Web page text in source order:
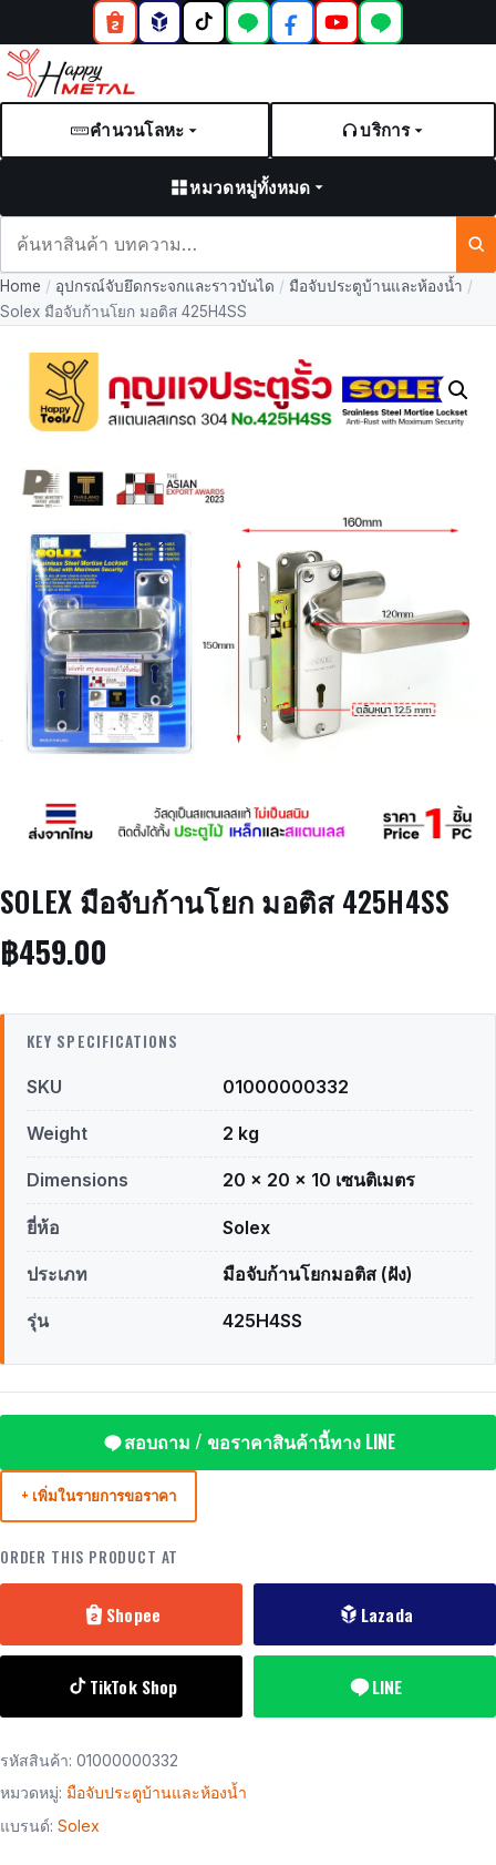
คำนวนโลหะ บริการ
หมวดหมู่ทั้งหมด
และ
บทความ
Home / อุปกรณ์จับยึดกระจกและราวบันได / มือจับประตูบ้านและห้องน้ำ /
Solex มือจับก้านโยก มอติส 425H4SS
SOLEX มือจับก้านโยก มอติส 425H4SS
฿459.00
KEY SPECIFICATIONS
SKU 01000000332
Weight 2 kg
Dimensions 20 × 20 × 10 เซนติเมตร
ยี่ห้อ Solex
ประเภท มือจับก้านโยกมอติส (ฝัง)
รุ่น 425H4SS
สอบถาม / ขอราคาสินค้านี้ทาง LINE
+ เพิ่มในรายการขอราคา
ORDER THIS PRODUCT AT
Shopee Lazada
TikTok Shop LINE
รหัสสินค้า: 01000000332
หมวดหมู่: มือจับประตูบ้านและห้องน้ำ
แบรนด์: Solex